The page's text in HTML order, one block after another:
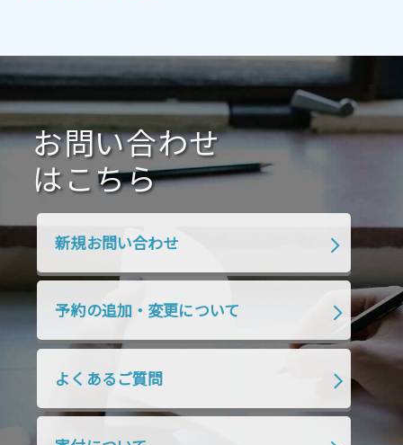
2021年1月 2020年12月 2020年11月
2020年10月 2020年9月 2020年8月
2020年7月 2020年6月 2020年5月
2020年4月 2020年3月 2020年2月
2019年9月
2019年4月
2018年7月 2018年6月
2018年4月 2018年3月 2018年2月
お問い合わせ
はこちら
新規お問い合わせ
予約の追加・変更について
よくあるご質問